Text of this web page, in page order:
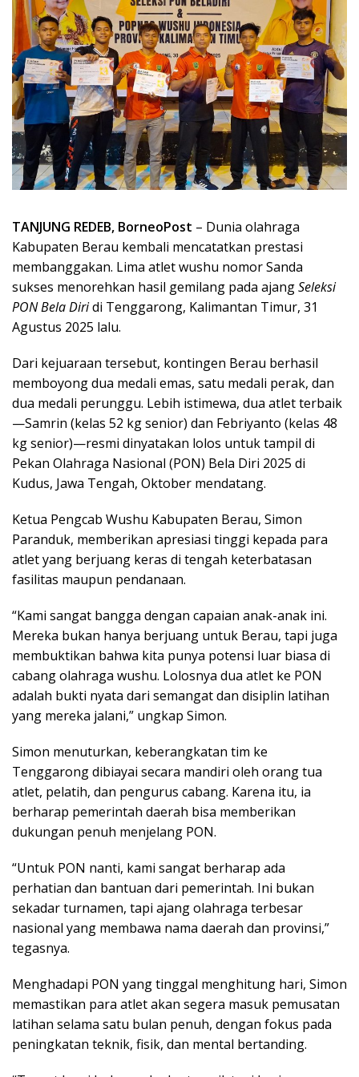
TANJUNG REDEB, BorneoPost – Dunia olahraga
Kabupaten Berau kembali mencatatkan prestasi
membanggakan. Lima atlet wushu nomor Sanda
sukses menorehkan hasil gemilang pada ajangSeleksi
PON Bela Diridi Tenggarong, Kalimantan Timur, 31
Agustus 2025 lalu.
Dari kejuaraan tersebut, kontingen Berau berhasil
memboyong dua medali emas, satu medali perak, dan
dua medali perunggu. Lebih istimewa, dua atlet terbaik
—Samrin (kelas 52 kg senior) dan Febriyanto (kelas 48
kg senior)—resmi dinyatakan lolos untuk tampil di
Pekan Olahraga Nasional (PON) Bela Diri 2025 di
Kudus, Jawa Tengah, Oktober mendatang.
Ketua Pengcab Wushu Kabupaten Berau, Simon
Paranduk, memberikan apresiasi tinggi kepada para
atlet yang berjuang keras di tengah keterbatasan
fasilitas maupun pendanaan.
“Kami sangat bangga dengan capaian anak-anak ini.
Mereka bukan hanya berjuang untuk Berau, tapi juga
membuktikan bahwa kita punya potensi luar biasa di
cabang olahraga wushu. Lolosnya dua atlet ke PON
adalah bukti nyata dari semangat dan disiplin latihan
yang mereka jalani,” ungkap Simon.
Simon menuturkan, keberangkatan tim ke
Tenggarong dibiayai secara mandiri oleh orang tua
atlet, pelatih, dan pengurus cabang. Karena itu, ia
berharap pemerintah daerah bisa memberikan
dukungan penuh menjelang PON.
“Untuk PON nanti, kami sangat berharap ada
perhatian dan bantuan dari pemerintah. Ini bukan
sekadar turnamen, tapi ajang olahraga terbesar
nasional yang membawa nama daerah dan provinsi,”
tegasnya.
Menghadapi PON yang tinggal menghitung hari, Simon
memastikan para atlet akan segera masuk pemusatan
latihan selama satu bulan penuh, dengan fokus pada
peningkatan teknik, fisik, dan mental bertanding.